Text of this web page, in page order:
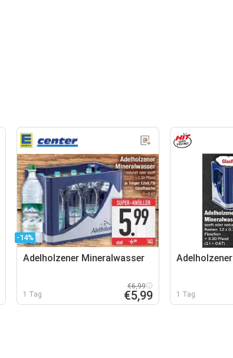
-14%
Adelholzener Mineralwasser
1 Tag
€6,99
€5,99 1 Tag